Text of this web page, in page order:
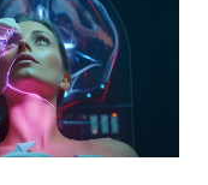
DEL